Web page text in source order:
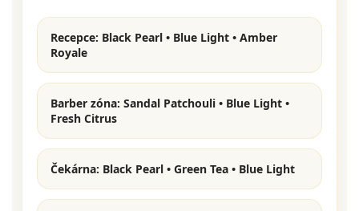
Recepce: Black Pearl • Blue Light • Amber
Royale
Barber zóna: Sandal Patchouli • Blue Light •
Fresh Citrus
Čekárna: Black Pearl • Green Tea • Blue Light